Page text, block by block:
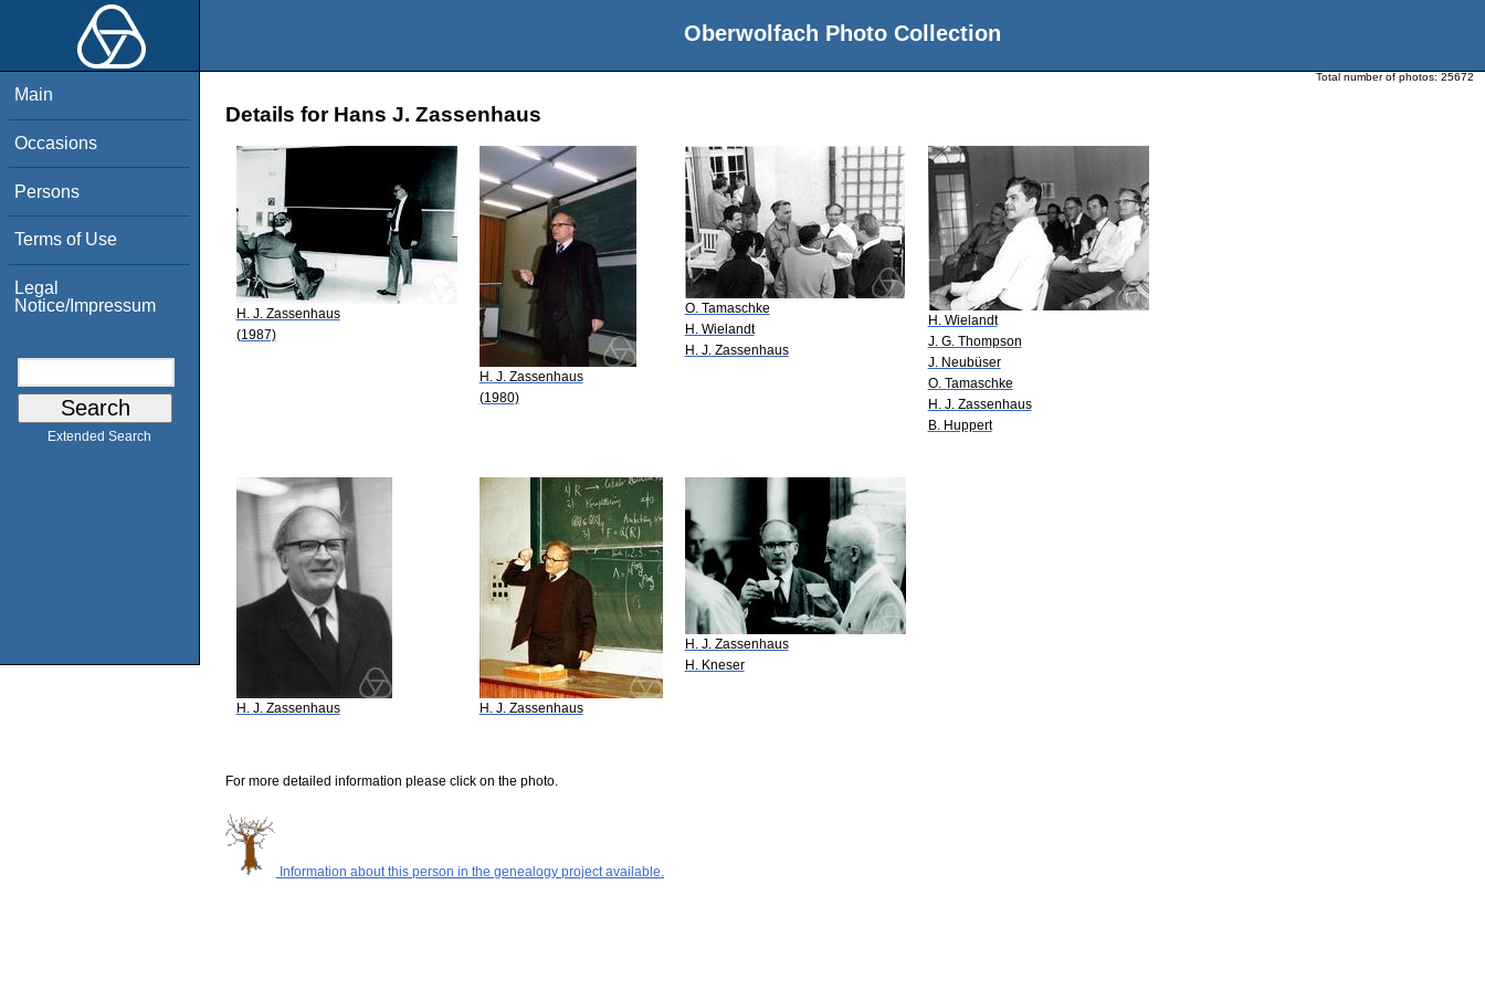
Oberwolfach Photo Collection
Main
Occasions
Persons
Terms of Use
Legal
Notice/Impressum
Extended Search
Total number of photos: 25672
Details for Hans J. Zassenhaus
H. J. Zassenhaus
(1987)
H. J. Zassenhaus
(1980)
O. Tamaschke
H. Wielandt
H. J. Zassenhaus
H. Wielandt
J. G. Thompson
J. Neubüser
O. Tamaschke
H. J. Zassenhaus
B. Huppert
H. J. Zassenhaus H. J. Zassenhaus
H. J. Zassenhaus
H. Kneser
For more detailed information please click on the photo.
Information about this person in the genealogy project available.